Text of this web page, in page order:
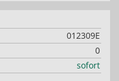
012309E
0
sofort